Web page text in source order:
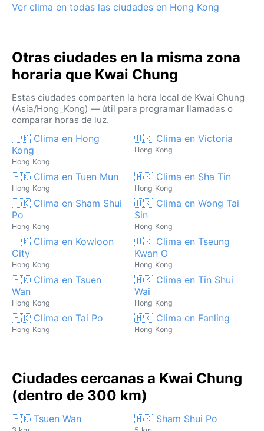
Ver clima en todas las ciudades en Hong Kong
Otras ciudades en la misma zona
horaria que Kwai Chung
Estas ciudades comparten la hora local de Kwai Chung
(Asia/Hong_Kong) — útil para programar llamadas o
comparar horas de luz.
🇭🇰 Clima en Hong
Kong
Hong Kong
🇭🇰 Clima en Victoria
Hong Kong
🇭🇰 Clima en Tuen Mun
Hong Kong
🇭🇰 Clima en Sha Tin
Hong Kong
🇭🇰 Clima en Sham Shui
Po
Hong Kong
🇭🇰 Clima en Wong Tai
Sin
Hong Kong
🇭🇰 Clima en Kowloon
City
Hong Kong
🇭🇰 Clima en Tseung
Kwan O
Hong Kong
🇭🇰 Clima en Tsuen
Wan
Hong Kong
🇭🇰 Clima en Tin Shui
Wai
Hong Kong
🇭🇰 Clima en Tai Po
Hong Kong
🇭🇰 Clima en Fanling
Hong Kong
Ciudades cercanas a Kwai Chung
(dentro de 300 km)
🇭🇰 Tsuen Wan 🇭🇰 Sham Shui Po